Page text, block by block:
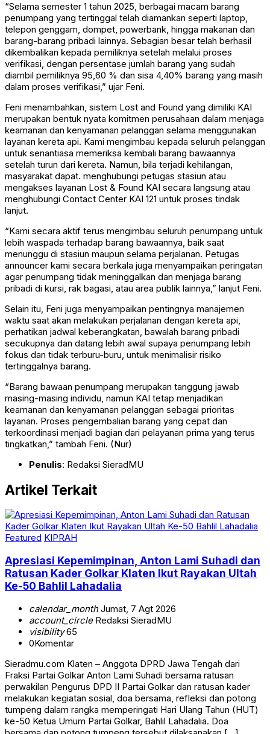
“Selama semester 1 tahun 2025, berbagai macam barang
penumpang yang tertinggal telah diamankan seperti laptop,
telepon genggam, dompet, powerbank, hingga makanan dan
barang-barang pribadi lainnya. Sebagian besar telah berhasil
dikembalikan kepada pemiliknya setelah melalui proses
verifikasi, dengan persentase jumlah barang yang sudah
diambil pemiliknya 95,60 % dan sisa 4,40% barang yang masih
dalam proses verifikasi,” ujar Feni.
Feni menambahkan, sistem Lost and Found yang dimiliki KAI
merupakan bentuk nyata komitmen perusahaan dalam menjaga
keamanan dan kenyamanan pelanggan selama menggunakan
layanan kereta api. Kami mengimbau kepada seluruh pelanggan
untuk senantiasa memeriksa kembali barang bawaannya
setelah turun dari kereta. Namun, bila terjadi kehilangan,
masyarakat dapat. menghubungi petugas stasiun atau
mengakses layanan Lost & Found KAI secara langsung atau
menghubungi Contact Center KAI 121 untuk proses tindak
lanjut.
“Kami secara aktif terus mengimbau seluruh penumpang untuk
lebih waspada terhadap barang bawaannya, baik saat
menunggu di stasiun maupun selama perjalanan. Petugas
announcer kami secara berkala juga menyampaikan peringatan
agar penumpang tidak meninggalkan dan menjaga barang
pribadi di kursi, rak bagasi, atau area publik lainnya,” lanjut Feni.
Selain itu, Feni juga menyampaikan pentingnya manajemen
waktu saat akan melakukan perjalanan dengan kereta api,
perhatikan jadwal keberangkatan, bawalah barang pribadi
secukupnya dan datang lebih awal supaya penumpang lebih
fokus dan tidak terburu-buru, untuk menimalisir risiko
tertinggalnya barang.
“Barang bawaan penumpang merupakan tanggung jawab
masing-masing individu, namun KAI tetap menjadikan
keamanan dan kenyamanan pelanggan sebagai prioritas
layanan. Proses pengembalian barang yang cepat dan
terkoordinasi menjadi bagian dari pelayanan prima yang terus
tingkatkan,” tambah Feni. (Nur)
Penulis: Redaksi SieradMU
Artikel Terkait
Featured KIPRAH
Apresiasi Kepemimpinan, Anton Lami Suhadi dan
Ratusan Kader Golkar Klaten Ikut Rayakan Ultah
Ke-50 Bahlil Lahadalia
calendar_monthJumat, 7 Agt 2026
account_circleRedaksi SieradMU
visibility65
0Komentar
Sieradmu.com Klaten – Anggota DPRD Jawa Tengah dari
Fraksi Partai Golkar Anton Lami Suhadi bersama ratusan
perwakilan Pengurus DPD II Partai Golkar dan ratusan kader
melakukan kegiatan sosial, doa bersama, refleksi dan potong
tumpeng dalam rangka memperingati Hari Ulang Tahun (HUT)
ke-50 Ketua Umum Partai Golkar, Bahlil Lahadalia. Doa